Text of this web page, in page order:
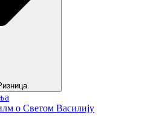
о Светом Василију